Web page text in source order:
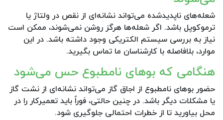
شعله‌های ناپدیدشده می‌تواند نشانه‌ای از نقص در ولتاژ یا
ترموکوپل باشد. اگر شعله‌ها هرگز روشن نمی‌شوند، ممکن است
نیاز به بررسی سیستم الکتریکی وجود داشته باشد. در این
موارد، بلافاصله با کارشناسان ما تماس بگیرید.
هنگامی که بوهای نامطبوع حس می‌شود
حضور بوهای نامطبوع از اجاق گاز می‌تواند نشانه‌ای از نشت گاز
یا مشکلات دیگر باشد. در چنین حالتی، فوراً باید تعمیرکار را در
محل بیاورید تا از خطرات احتمالی جلوگیری شود.